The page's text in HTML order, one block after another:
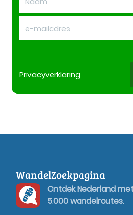
Privacyverklaring
WandelZoekpagina
Ontdek Nederland
5.000 wandelroutes.